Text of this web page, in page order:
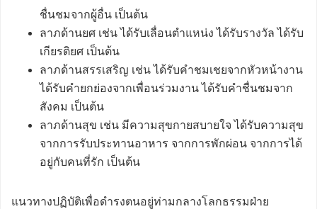
ชื่นชมจากผู้อื่น เป็นต้น
ลาภด้านยศ เช่น ได้รับเลื่อนตำแหน่ง ได้รับรางวัล ได้รับ
เกียรติยศ เป็นต้น
ลาภด้านสรรเสริญ เช่น ได้รับคำชมเชยจากหัวหน้างาน
ได้รับคำยกย่องจากเพื่อนร่วมงาน ได้รับคำชื่นชมจาก
สังคม เป็นต้น
ลาภด้านสุข เช่น มีความสุขกายสบายใจ ได้รับความสุข
จากการรับประทานอาหาร จากการพักผ่อน จากการได้
อยู่กับคนที่รัก เป็นต้น
แนวทางปฏิบัติเพื่อดำรงตนอยู่ท่ามกลางโลกธรรมฝ่าย